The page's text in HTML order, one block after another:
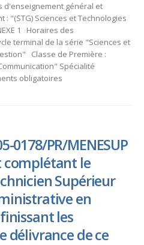
d'enseignement général et
"(STG) Sciences et Technologies
1 Horaires des
terminal de la série "Sciences et
Classe de Première :
Spécialité
obligatoires
0178/PR/MENESUP
le
Supérieur
en
les
délivrance de ce